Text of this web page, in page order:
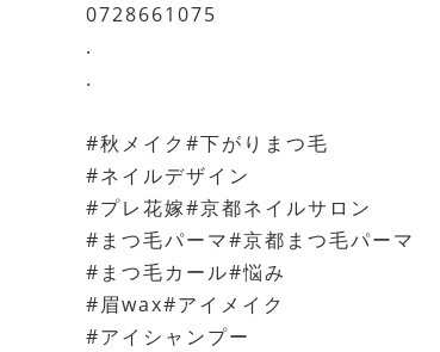
0728661075
.
.
#秋メイク#下がりまつ毛
#ネイルデザイン
#プレ花嫁#京都ネイルサロン
#まつ毛パーマ#京都まつ毛パーマ
#まつ毛カール#悩み
#眉wax#アイメイク
#アイシャンプー